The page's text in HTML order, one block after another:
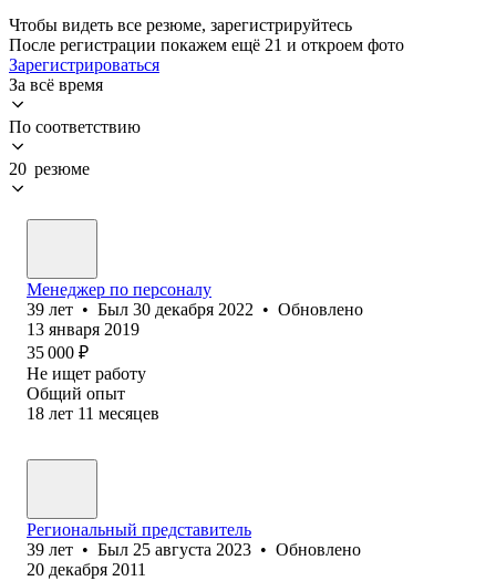
Чтобы видеть все резюме, зарегистрируйтесь
После регистрации покажем ещё 21 и откроем фото
Зарегистрироваться
За всё время
По соответствию
20 резюме
Менеджер по персоналу
39 лет • Был 30 декабря 2022 • Обновлено
13 января 2019
35 000 ₽
Не ищет работу
Общий опыт
18 лет 11 месяцев
Региональный представитель
39 лет • Был 25 августа 2023 • Обновлено
20 декабря 2011